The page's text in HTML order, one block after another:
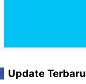
Update Terbaru